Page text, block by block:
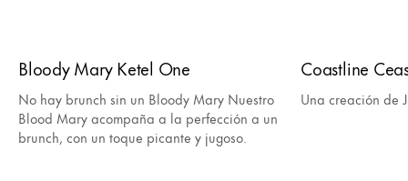
Bloody Mary Ketel One
No hay brunch sin un Bloody Mary Nuestro
Blood Mary acompaña a la perfección a un
brunch, con un toque picante y jugoso.
Coastline
Una creación de